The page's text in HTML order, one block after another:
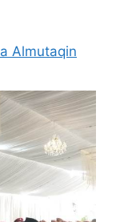
Almutaqin